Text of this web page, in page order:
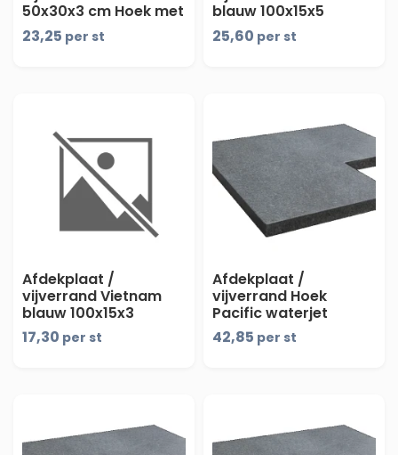
50x30x3 cm Hoek met
facet
23,25 per st
blauw 100x15x5
boven/voorzijde
geschuurd, 2-
25,60 per st
Afdekplaat /
vijverrand Vietnam
blauw 100x15x3
boven/voorzijde
geschuurd, 2-
17,30 per st
Afdekplaat /
vijverrand Hoek
Pacific waterjet
Elegance
50/25x50/25x3 cm -
42,85 per st